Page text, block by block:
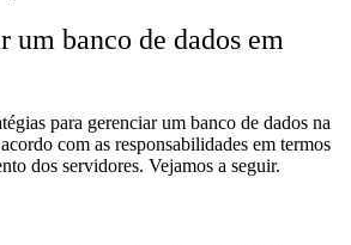
um banco de dados em
para gerenciar um banco de dados na
com as responsabilidades em termos
dos servidores. Vejamos a seguir.